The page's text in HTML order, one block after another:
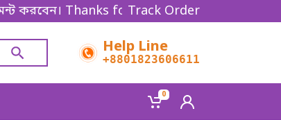
Thanks for shopping!Track Order
Help Line
+8801823606611
0